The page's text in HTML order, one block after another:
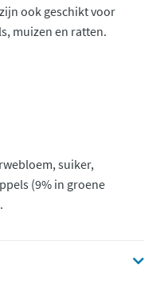
ook geschikt voor
muizen en ratten.
suiker,
(9% in groene